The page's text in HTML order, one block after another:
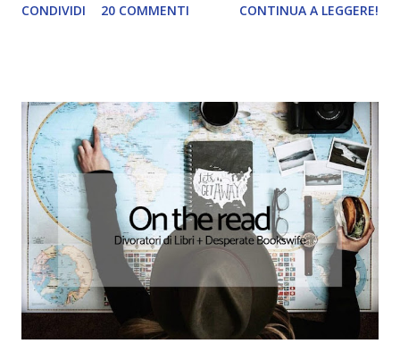
CONDIVIDI 20 COMMENTI CONTINUA A LEGGERE!